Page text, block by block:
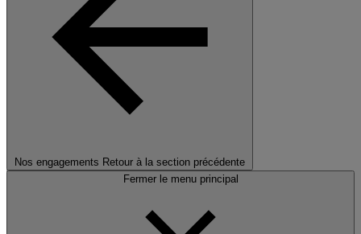
Nos engagements Retour à la section précédente
Fermer le menu principal